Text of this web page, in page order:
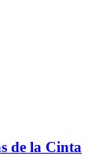
de la Cinta